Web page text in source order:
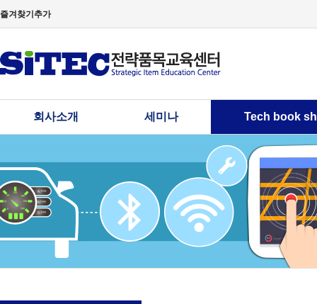
즐겨찾기추가
회사소개 세미나 Tech book